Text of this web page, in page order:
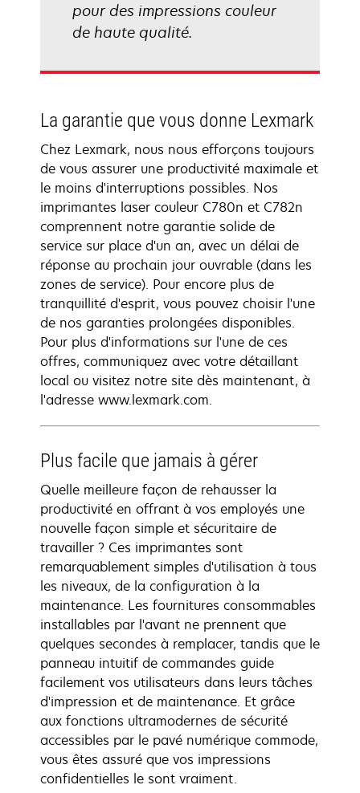
pour des impressions couleur
de haute qualité.
La garantie que vous donne Lexmark
Chez Lexmark, nous nous efforçons toujours
de vous assurer une productivité maximale et
le moins d'interruptions possibles. Nos
imprimantes laser couleur C780n et C782n
comprennent notre garantie solide de
service sur place d'un an, avec un délai de
réponse au prochain jour ouvrable (dans les
zones de service). Pour encore plus de
tranquillité d'esprit, vous pouvez choisir l'une
de nos garanties prolongées disponibles.
Pour plus d'informations sur l'une de ces
offres, communiquez avec votre détaillant
local ou visitez notre site dès maintenant, à
l'adresse www.lexmark.com.
Plus facile que jamais à gérer
Quelle meilleure façon de rehausser la
productivité en offrant à vos employés une
nouvelle façon simple et sécuritaire de
travailler ? Ces imprimantes sont
remarquablement simples d'utilisation à tous
les niveaux, de la configuration à la
maintenance. Les fournitures consommables
installables par l'avant ne prennent que
quelques secondes à remplacer, tandis que le
panneau intuitif de commandes guide
facilement vos utilisateurs dans leurs tâches
d'impression et de maintenance. Et grâce
aux fonctions ultramodernes de sécurité
accessibles par le pavé numérique commode,
vous êtes assuré que vos impressions
confidentielles le sont vraiment.